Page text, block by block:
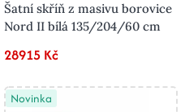
Šatní skříň z masivu borovice
Nord II bílá 135/204/60 cm
28915 Kč
Novinka